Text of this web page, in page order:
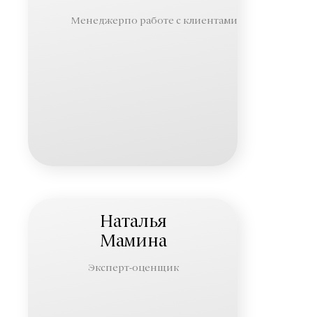
Менеджерпо работе с клиентами
Наталья
Мамина
Эксперт-оценщик